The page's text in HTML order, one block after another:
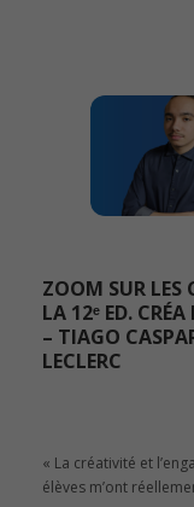
ZOOM SUR LES
LA 12ᵉ ED.
– TIAGO
LECLERC
« La créativité et
élèves m’ont